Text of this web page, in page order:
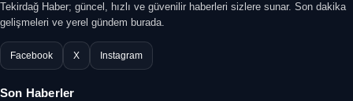
Tekirdağ Haber; güncel, hızlı ve güvenilir haberleri sizlere sunar. Son dakika
gelişmeleri ve yerel gündem burada.
Facebook X Instagram
Son Haberler